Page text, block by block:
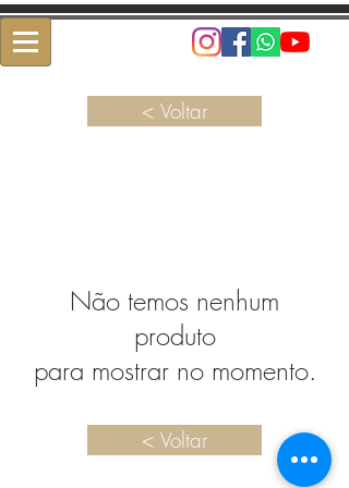
< Voltar
Não temos nenhum
produto
para mostrar no momento.
< Voltar